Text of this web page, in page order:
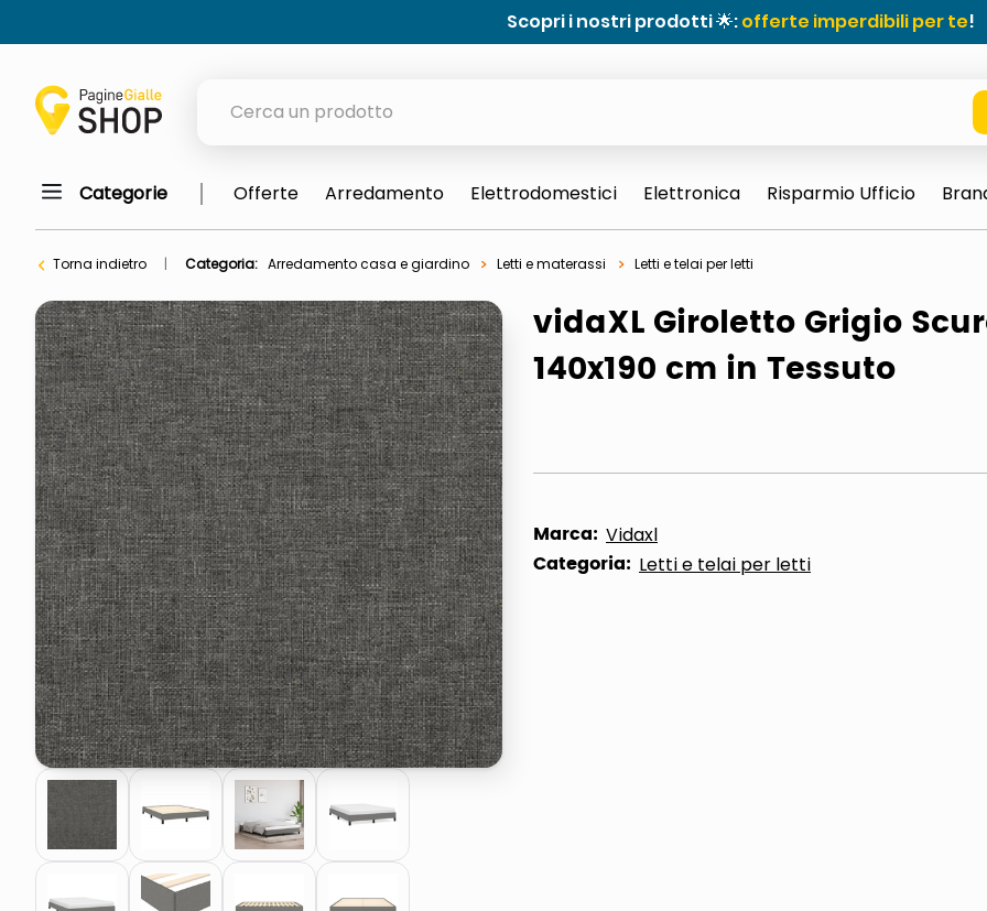
Scopri i nostri prodotti 🌟:offerte imperdibili per te!
meme
ombrelloni
lucidatrice pavimenti
astuccio oxford
italia independent occhiali sole 0703 thin rotondo sun
airpods
pattumiera raccolta differenziata
asciuga capelli spazzola
Categorie Offerte Arredamento Elettrodomestici Elettronica Risparmio Ufficio
Torna indietro Categoria: Arredamento casa e giardino Letti e materassi Letti e telai per letti
vidaXL Giroletto Grigio
140x190 cm in Tessuto
Marca: Vidaxl
Categoria: Letti e telai per letti